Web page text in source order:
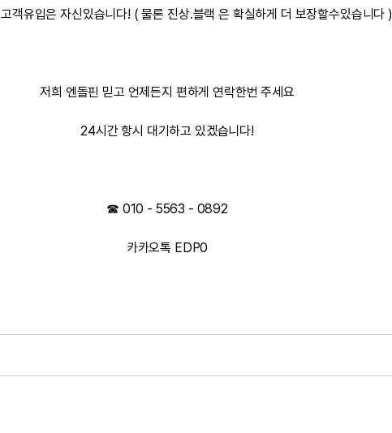
객유입은 자신있습니다! ( 물론 진상.블랙 은 확실하게 더 보장할수있습니다 )
저희 엔돌핀 믿고 언제든지 편하게 연락한번 주세요
24시간 항시 대기하고 있겠습니다!
☎ 010 - 5563 - 0892
카카오톡 EDP0